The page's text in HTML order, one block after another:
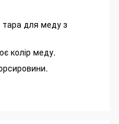
тара для меду з
колір меду.